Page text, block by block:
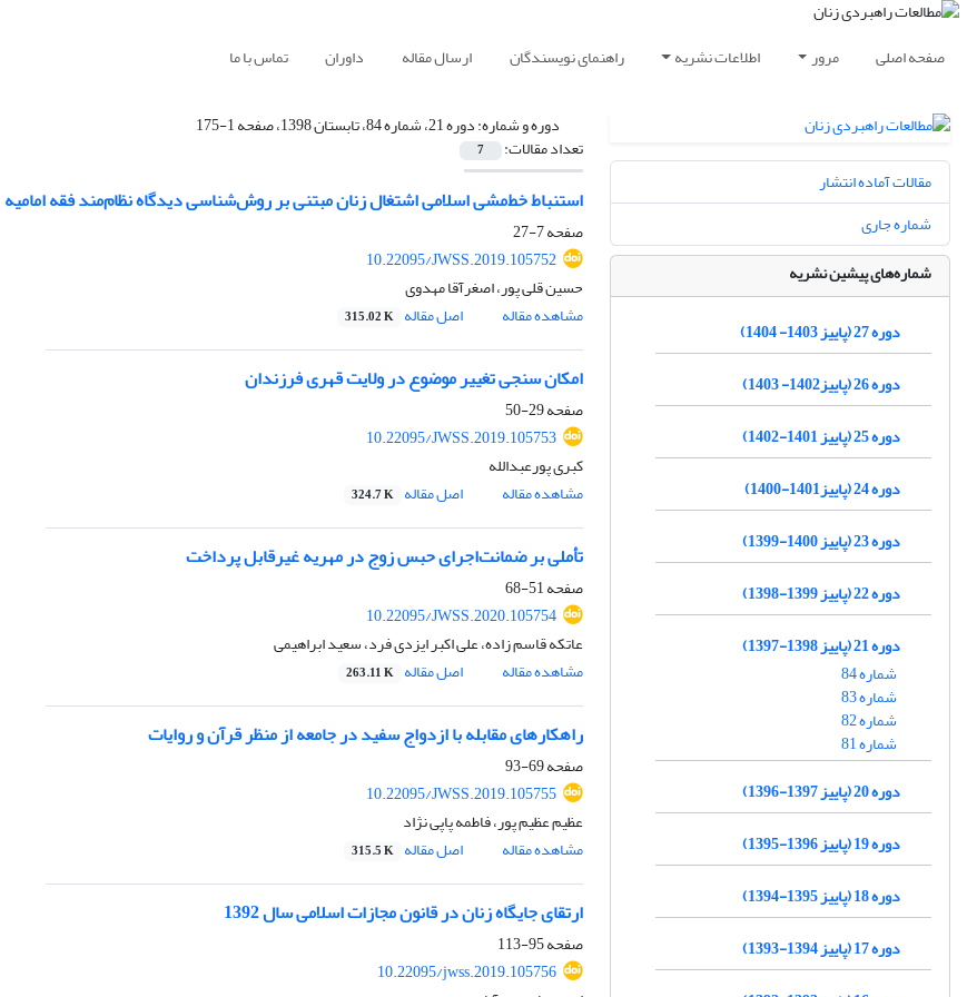
صفحه اصلی مرور اطلاعات نشریه راهنمای نویسندگان ارسال مقاله داوران تماس با ما
دوره و شماره:دوره 21، شماره 84، تابستان 1398، صفحه 1-175
تعداد مقالات: 7
استنباط خط‌مشی اسلامی اشتغال زنان مبتنی بر روش‌شناسی دیدگاه نظام‌مند فقه امامیه
صفحه7-27
10.22095/JWSS.2019.105752
حسین قلی پور، اصغرآقا مهدوی
مشاهده مقاله
اصل مقاله 315.02 K
امکان سنجی تغییر موضوع در ولایت قهری فرزندان
صفحه29-50
10.22095/JWSS.2019.105753
کبری پورعبدالله
مشاهده مقاله
اصل مقاله 324.7 K
تأملی بر ضمانت‌اجرای حبس زوج در مهریه غیرقابل پرداخت
صفحه51-68
10.22095/JWSS.2020.105754
عاتکه قاسم زاده، علی اکبر ایزدی فرد، سعید ابراهیمی
مشاهده مقاله
اصل مقاله 263.11 K
راهکارهای مقابله با ازدواج سفید در جامعه از منظر قرآن و روایات
صفحه69-93
10.22095/JWSS.2019.105755
عظیم عظیم پور، فاطمه پاپی نژاد
مشاهده مقاله
اصل مقاله 315.5 K
ارتقای جایگاه زنان در قانون مجازات اسلامی سال 1392
صفحه95-113
10.22095/jwss.2019.105756
مقالات آماده انتشار
شماره جاری
شماره‌های پیشین نشریه
دوره 27 (پاییز 1403- 1404)
دوره 26 (پاییز1402- 1403)
دوره 25 (پاییز 1401-1402)
دوره 24 (پاییز1401-1400)
دوره 23 (پاییز 1400-1399)
دوره 22 (پاییز 1399-1398)
دوره 21 (پاییز 1398-1397)
شماره 84
شماره 83
شماره 82
شماره 81
دوره 20 (پاییز 1397-1396)
دوره 19 (پاییز 1396-1395)
دوره 18 (پاییز 1395-1394)
دوره 17 (پاییز 1394-1393)